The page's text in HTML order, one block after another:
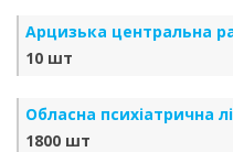
Арцизька центральна
10 шт
Обласна психіатрична
1800 шт